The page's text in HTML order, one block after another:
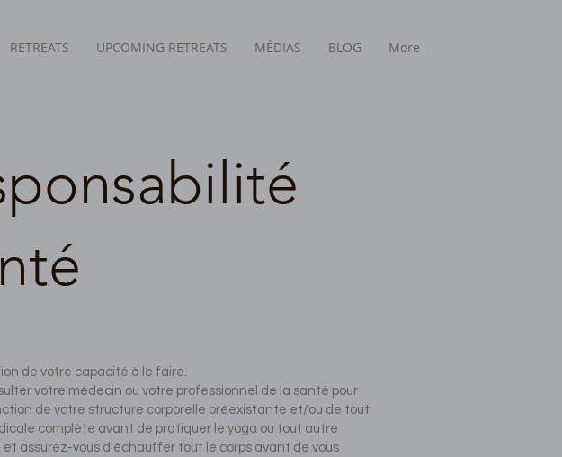
RETREATS UPCOMING RETREATS MÉDIAS BLOG More
de votre capacité à le faire.
votre médecin ou votre professionnel de la santé pour
de votre structure corporelle préexistante et/ou de tout
complète avant de pratiquer le yoga ou tout autre
assurez-vous d'échauffer tout le corps avant de vous